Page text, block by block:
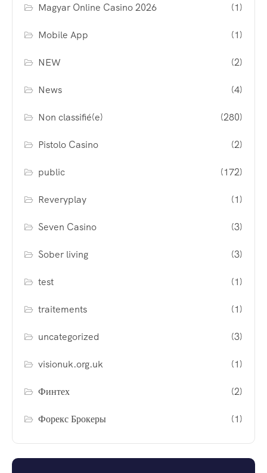
Magyar Online Casino 2026 (1)
Mobile App (1)
NEW (2)
News (4)
Non classifié(e) (280)
Pistolo Casino (2)
public (172)
Reveryplay (1)
Seven Casino (3)
Sober living (3)
test (1)
traitements (1)
uncategorized (3)
visionuk.org.uk (1)
Финтех (2)
Форекс Брокеры (1)